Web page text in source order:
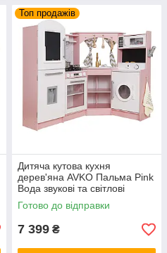
Топ продажів
Дитяча кутова кухня
дерев'яна AVKO Пальма Pink
Вода звукові та світлові
ефекти
Готово до відправки
7 399 ₴